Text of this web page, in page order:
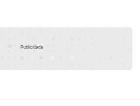
Publicidade